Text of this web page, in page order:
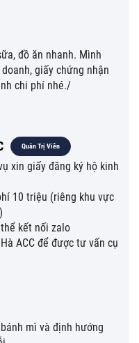
đồ ăn nhanh. Mình
giấy chứng nhận
chi phí nhé./
Quản Trị Viên
xin giấy đăng ký hộ kinh
10 triệu (riêng khu vực
kết nối zalo
ACC để được tư vấn cụ
mì và định hướng